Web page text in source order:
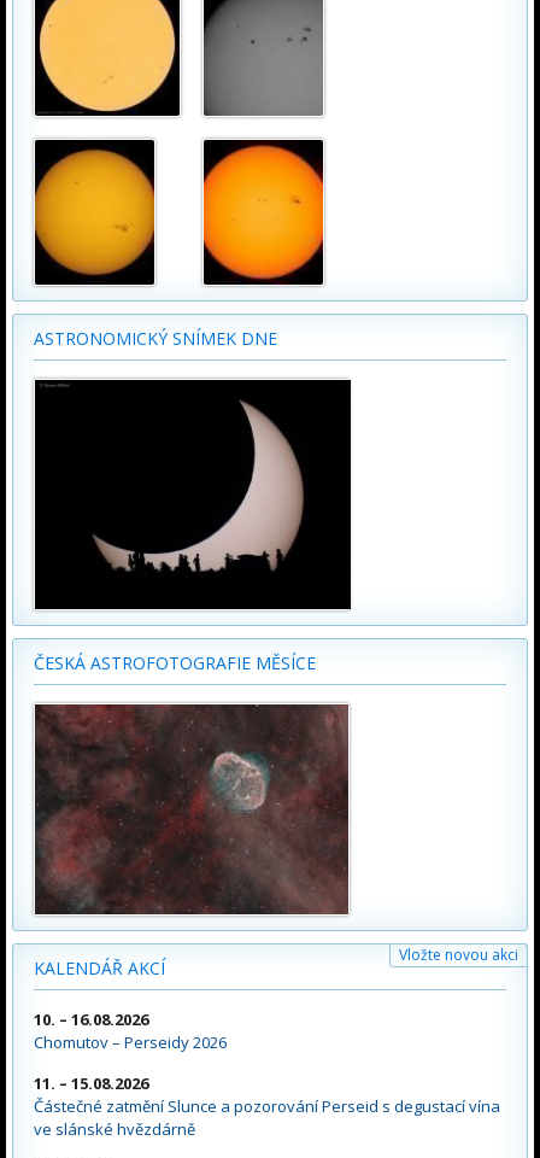
ASTRONOMICKÝ SNÍMEK DNE
ČESKÁ ASTROFOTOGRAFIE MĚSÍCE
KALENDÁŘ AKCÍ
Vložte novou akci
10. – 16.08.2026
Chomutov – Perseidy 2026
11. – 15.08.2026
Částečné zatmění Slunce a pozorování Perseid s degustací vína
ve slánské hvězdárně